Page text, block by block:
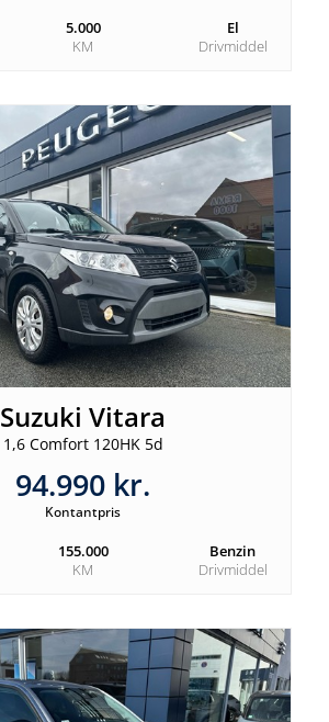
5.000
KM
El
Drivmiddel
Suzuki Vitara
1,6 Comfort 120HK 5d
94.990 kr.
Kontantpris
155.000
KM
Benzin
Drivmiddel